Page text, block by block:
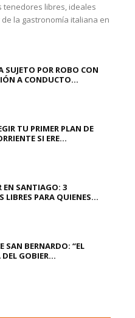
tenedores libres, ideales
la gastronomía italiana en
SUJETO POR ROBO CON
A CONDUCTO...
TU PRIMER PLAN DE
SI ERE...
EN SANTIAGO: 3
LIBRES PARA QUIENES...
SAN BERNARDO: “EL
GOBIER...